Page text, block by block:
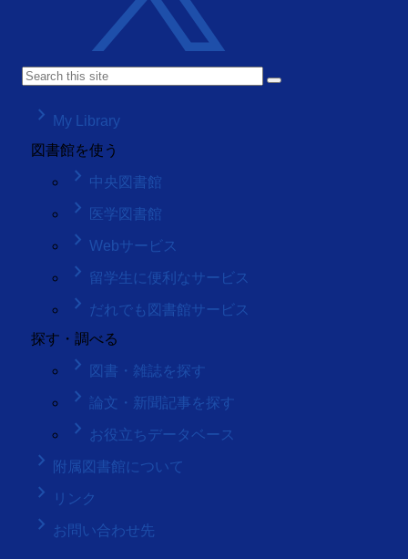
keyboard_arrow_right
My Library
図書館を使う
keyboard_arrow_right 中央図書館
keyboard_arrow_right 医学図書館
keyboard_arrow_right Webサービス
keyboard_arrow_right 留学生に便利なサービス
keyboard_arrow_right だれでも図書館サービス
探す・調べる
keyboard_arrow_right 図書・雑誌を探す
keyboard_arrow_right 論文・新聞記事を探す
keyboard_arrow_right お役立ちデータベース
keyboard_arrow_right 附属図書館について
keyboard_arrow_right リンク
keyboard_arrow_right お問い合わせ先